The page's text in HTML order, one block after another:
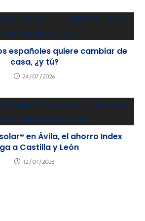
españoles quiere cambiar de
casa, ¿y tú?
24/07/2026
en Ávila, el ahorro Index
a Castilla y León
12/01/2026